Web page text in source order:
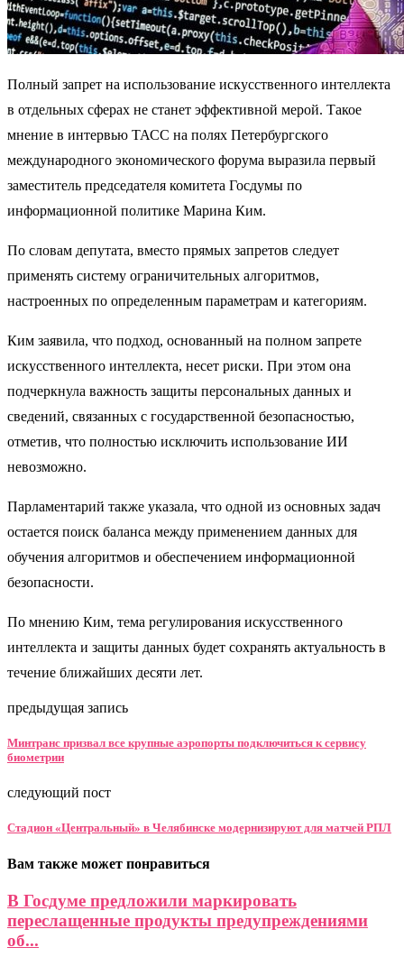
Полный запрет на использование искусственного интеллекта
в отдельных сферах не станет эффективной мерой. Такое
мнение в интервью ТАСС на полях Петербургского
международного экономического форума выразила первый
заместитель председателя комитета Госдумы по
информационной политике Марина Ким.
По словам депутата, вместо прямых запретов следует
применять систему ограничительных алгоритмов,
настроенных по определенным параметрам и категориям.
Ким заявила, что подход, основанный на полном запрете
искусственного интеллекта, несет риски. При этом она
подчеркнула важность защиты персональных данных и
сведений, связанных с государственной безопасностью,
отметив, что полностью исключить использование ИИ
невозможно.
Парламентарий также указала, что одной из основных задач
остается поиск баланса между применением данных для
обучения алгоритмов и обеспечением информационной
безопасности.
По мнению Ким, тема регулирования искусственного
интеллекта и защиты данных будет сохранять актуальность в
течение ближайших десяти лет.
предыдущая запись
Минтранс призвал все крупные аэропорты подключиться к сервису
биометрии
следующий пост
Стадион «Центральный» в Челябинске модернизируют для матчей РПЛ
Вам также может понравиться
В Госдуме предложили маркировать
переслащенные продукты предупреждениями
об...